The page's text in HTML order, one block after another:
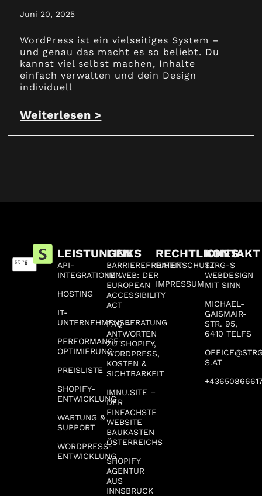
Juni 20, 2025
WordPress ist ein vielseitiges System –
und genau das macht es so beliebt. Du
kannst viel selbst machen, Inhalte
einfach verwalten und dein Design
individuell
Weiterlesen >
LEISTUNGEN
API-
INTEGRATIONEN
HOSTING
IT-
UNTERNEHMENSBERATUNG
PERFORMANCE-
OPTIMIERUNG
PREISLISTE
SHOPIFY-
ENTWICKLUNG
WARTUNG &
SUPPORT
WORDPRESS-
ENTWICKLUNG
LINKS
BARRIEREFREIHEIT
IM WEB: DER
EUROPEAN
ACCESSIBILITY
ACT
FAQ –
ANTWORTEN
ZU SHOPIFY,
WORDPRESS,
KOSTEN &
SICHTBARKEIT
IMNU.SITE –
DER
EINFACHSTE
WEBSITE
BAUKASTEN
ÖSTERREICHS
SHOPIFY
AGENTUR
AUS
INNSBRUCK
RECHTLICHES
DATENSCHUTZ
IMPRESSUM
KONTAKT
STRG-S
WEBDESIGN
MIT SINN
MICHAEL-
GAISMAIR-
STR. 95,
6410 TELFS
S.AT